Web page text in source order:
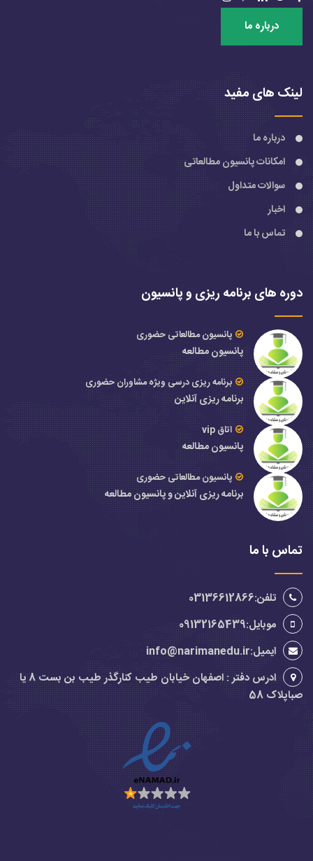
درباره ما
لینک های مفید
درباره ما
امکانات پانسیون مطالعاتی
سوالات متداول
اخبار
تماس با ما
دوره های برنامه ریزی و پانسیون
پانسیون مطالعاتی حضوری
پانسیون مطالعه
برنامه ریزی درسی ویژه مشاوران حضوری
برنامه ریزی آنلاین
اتاق vip
پانسیون مطالعه
پانسیون مطالعاتی حضوری
برنامه ریزی آنلاین و پانسیون مطالعه
تماس با ما
تلفن:03136612866
موبایل:09132165439
ایمیل:info@narimanedu.ir
ادرس دفتر : اصفهان خیابان طیب کنارگذر طیب بن بست 8 یا
صباپلاک 58